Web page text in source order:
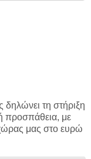
τη στήριξη
προσπάθεια, με
μας στο ευρώ